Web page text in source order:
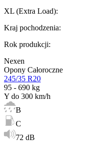
XL (Extra Load):
Kraj pochodzenia:
Rok produkcji:
Nexen
Opony Całoroczne
245/35 R20
95 - 690 kg
Y do 300 km/h
B
C
72 dB